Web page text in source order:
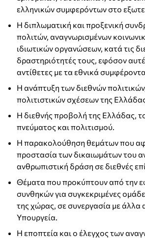
ελληνικών συμφερόντων στο
Η διπλωματική και προξενική
πολιτών, αναγνωρισμένων
ιδιωτικών οργανώσεων, κατά τις
δραστηριότητές τους, εφόσον
αντίθετες με τα εθνικά
Η ανάπτυξη των διεθνών
πολιτιστικών σχέσεων της
Η διεθνής προβολή της Ελλάδας,
πνεύματος και πολιτισμού.
Η παρακολούθηση θεμάτων που
προστασία των δικαιωμάτων του
ανθρωπιστική δράση σε διεθνές
Θέματα που προκύπτουν από την
συνθηκών για συγκεκριμένες
της χώρας, σε συνεργασία με άλλα
Υπουργεία.
Η εποπτεία και ο έλεγχος των